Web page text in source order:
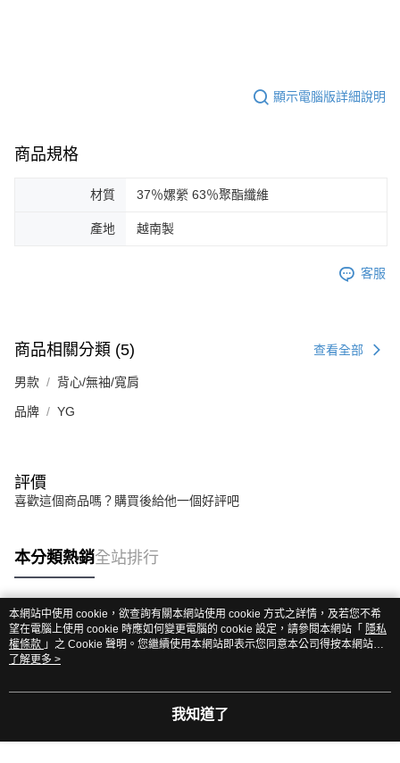
顯示電腦版詳細說明
商品規格
材質 37％嫘縈 63％聚酯纖維
產地 越南製
客服
商品相關分類 (5) 查看全部
男款 背心/無袖/寬肩
品牌 YG
評價
喜歡這個商品嗎？購買後給他一個好評吧
本分類熱銷全站排行
熱門標籤
本網站中使用 cookie，欲查詢有關本網站使用 cookie 方式之詳情，及若您不希
望在電腦上使用 cookie 時應如何變更電腦的 cookie 設定，請參閱本網站「 隱私
權條款 」之 Cookie 聲明。您繼續使用本網站即表示您同意本公司得按本網站使
用條款之 Cookie 聲明使用 cookie。
了解更多 >
我知道了